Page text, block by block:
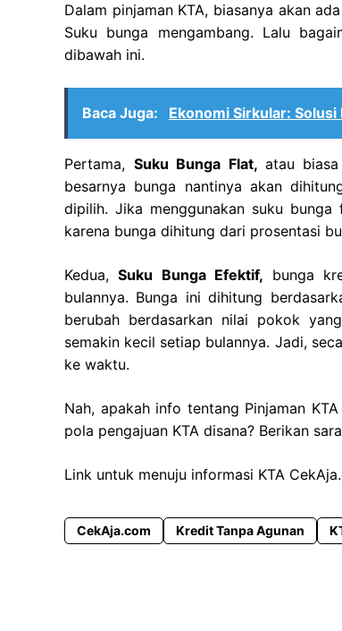
Dalam pinjaman KTA, biasanya akan
Suku bunga mengambang. Lalu
dibawah ini.
Baca Juga: Ekonomi Sirkular:
Pertama, Suku Bunga Flat, atau
besarnya bunga nantinya akan
dipilih. Jika menggunakan suku
karena bunga dihitung dari prosentasi
Kedua,Suku Bunga Efektif, bunga
bulannya. Bunga ini dihitung
berubah berdasarkan nilai pokok
semakin kecil setiap bulannya. Jadi,
ke waktu.
Nah, apakah info tentang Pinjaman
pola pengajuan KTA disana? Berikan
Link untuk menuju informasi KTA
CekAja.com Kredit Tanpa Agunan